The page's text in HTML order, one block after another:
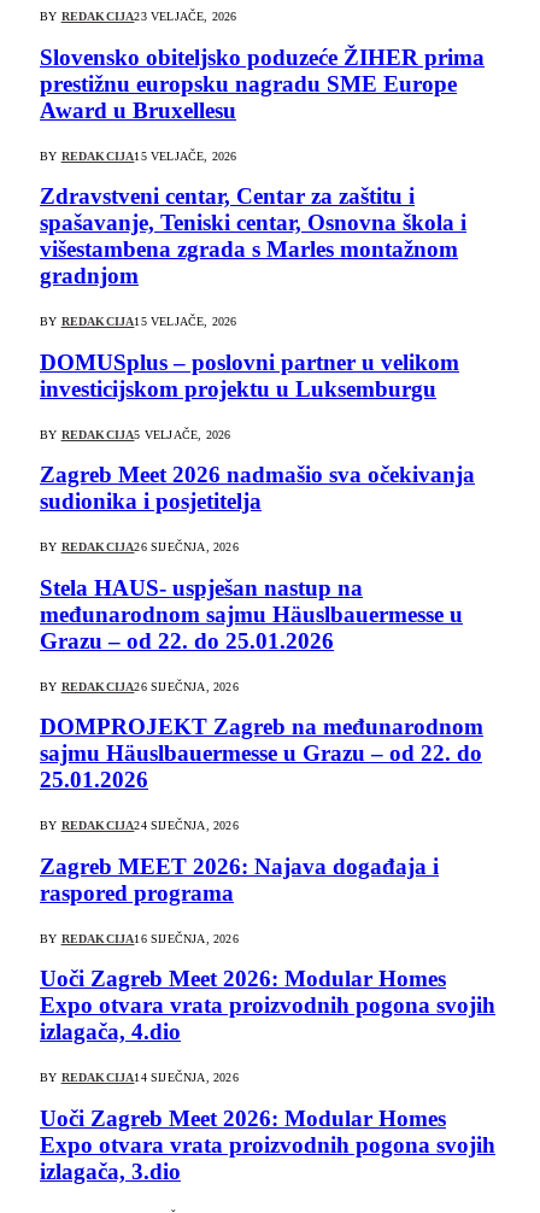
BY REDAKCIJA23 VELJAČE, 2026
Slovensko obiteljsko poduzeće ŽIHER prima
prestižnu europsku nagradu SME Europe
Award u Bruxellesu
BY REDAKCIJA15 VELJAČE, 2026
Zdravstveni centar, Centar za zaštitu i
spašavanje, Teniski centar, Osnovna škola i
višestambena zgrada s Marles montažnom
gradnjom
BY REDAKCIJA15 VELJAČE, 2026
DOMUSplus – poslovni partner u velikom
investicijskom projektu u Luksemburgu
BY REDAKCIJA5 VELJAČE, 2026
Zagreb Meet 2026 nadmašio sva očekivanja
sudionika i posjetitelja
BY REDAKCIJA26 SIJEČNJA, 2026
Stela HAUS- uspješan nastup na
međunarodnom sajmu Häuslbauermesse u
Grazu – od 22. do 25.01.2026
BY REDAKCIJA26 SIJEČNJA, 2026
DOMPROJEKT Zagreb na međunarodnom
sajmu Häuslbauermesse u Grazu – od 22. do
25.01.2026
BY REDAKCIJA24 SIJEČNJA, 2026
Zagreb MEET 2026: Najava događaja i
raspored programa
BY REDAKCIJA16 SIJEČNJA, 2026
Uoči Zagreb Meet 2026: Modular Homes
Expo otvara vrata proizvodnih pogona svojih
izlagača, 4.dio
BY REDAKCIJA14 SIJEČNJA, 2026
Uoči Zagreb Meet 2026: Modular Homes
Expo otvara vrata proizvodnih pogona svojih
izlagača, 3.dio